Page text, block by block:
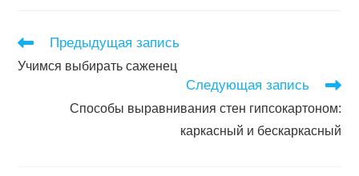
Читать
статьи
Предыдущая запись
Учимся выбирать саженец
Следующая запись
Способы выравнивания стен гипсокартоном:
каркасный и бескаркасный